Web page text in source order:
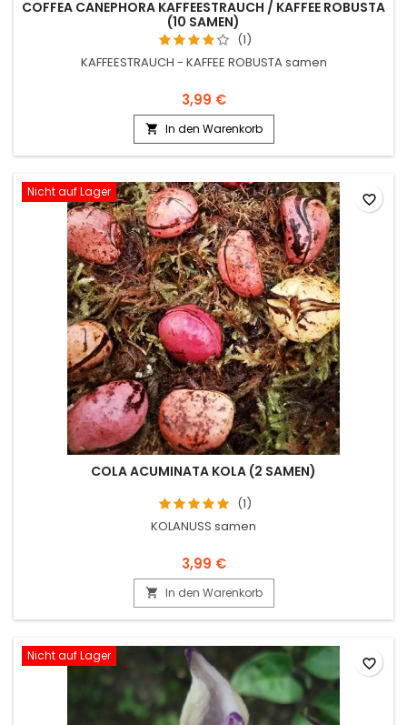
COFFEA CANEPHORA KAFFEESTRAUCH / KAFFEE ROBUSTA
(10 SAMEN)
(1)
KAFFEESTRAUCH - KAFFEE ROBUSTA samen
3,99 €
 In den Warenkorb
Nicht auf Lager
COLA ACUMINATA KOLA (2 SAMEN)
(1)
KOLANUSS samen
3,99 €
 In den Warenkorb
favorite_border
Nicht auf Lager favorite_border